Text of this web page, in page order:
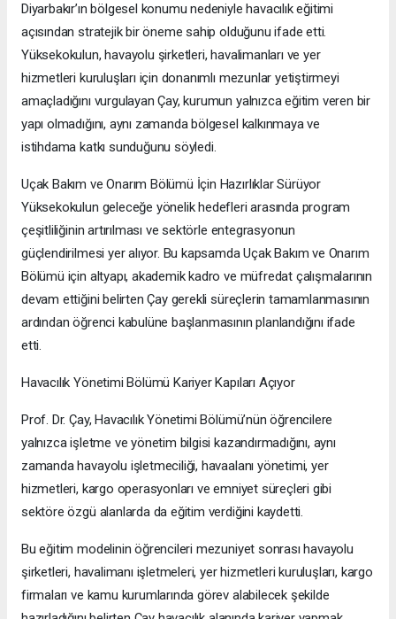
Diyarbakır’ın bölgesel konumu nedeniyle havacılık eğitimi
açısından stratejik bir öneme sahip olduğunu ifade etti.
Yüksekokulun, havayolu şirketleri, havalimanları ve yer
hizmetleri kuruluşları için donanımlı mezunlar yetiştirmeyi
amaçladığını vurgulayan Çay, kurumun yalnızca eğitim veren bir
yapı olmadığını, aynı zamanda bölgesel kalkınmaya ve
istihdama katkı sunduğunu söyledi.
Uçak Bakım ve Onarım Bölümü İçin Hazırlıklar Sürüyor
Yüksekokulun geleceğe yönelik hedefleri arasında program
çeşitliliğinin artırılması ve sektörle entegrasyonun
güçlendirilmesi yer alıyor. Bu kapsamda Uçak Bakım ve Onarım
Bölümü için altyapı, akademik kadro ve müfredat çalışmalarının
devam ettiğini belirten Çay gerekli süreçlerin tamamlanmasının
ardından öğrenci kabulüne başlanmasının planlandığını ifade
etti.
Havacılık Yönetimi Bölümü Kariyer Kapıları Açıyor
Prof. Dr. Çay, Havacılık Yönetimi Bölümü’nün öğrencilere
yalnızca işletme ve yönetim bilgisi kazandırmadığını, aynı
zamanda havayolu işletmeciliği, havaalanı yönetimi, yer
hizmetleri, kargo operasyonları ve emniyet süreçleri gibi
sektöre özgü alanlarda da eğitim verdiğini kaydetti.
Bu eğitim modelinin öğrencileri mezuniyet sonrası havayolu
şirketleri, havalimanı işletmeleri, yer hizmetleri kuruluşları, kargo
firmaları ve kamu kurumlarında görev alabilecek şekilde